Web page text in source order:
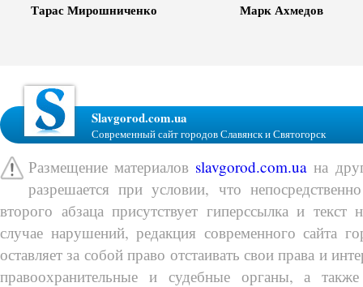
Тарас Мирошниченко Марк Ахмедов
Slavgorod.com.ua
Современный сайт городов Славянск и Святогорск
Размещение материалов slavgorod.com.ua на
разрешается при условии, что
второго абзаца присутствует гиперссылка и
случае нарушений, редакция современного сайта
оставляет за собой право отстаивать свои права и
правоохранительные и судебные органы, а